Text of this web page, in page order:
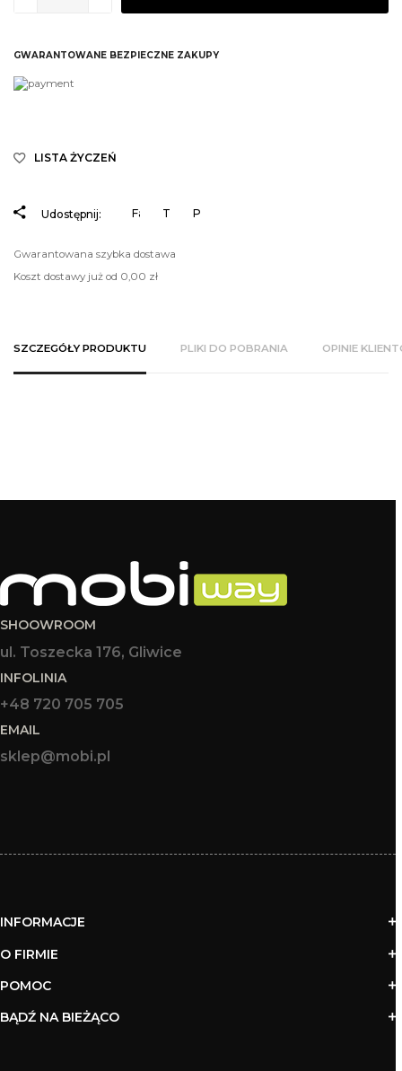
GWARANTOWANE BEZPIECZNE ZAKUPY
LISTA ŻYCZEŃ
Udostępnij: FacebookTweetujPinterest
Gwarantowana szybka dostawa
Koszt dostawy już od 0,00 zł
SZCZEGÓŁY PRODUKTU PLIKI DO POBRANIA OPINIE
SHOOWROOM
ul. Toszecka 176, Gliwice
INFOLINIA
+48 720 705 705
EMAIL
sklep@mobi.pl
INFORMACJE
O FIRMIE
POMOC
BĄDŹ NA BIEŻĄCO